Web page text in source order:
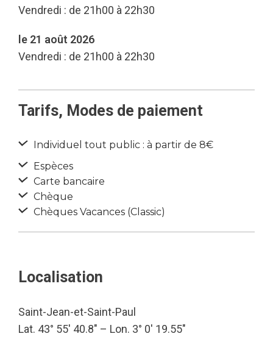
Vendredi : de 21h00 à 22h30
le 21 août 2026
Vendredi : de 21h00 à 22h30
Tarifs, Modes de paiement
Individuel tout public : à partir de 8€
Espèces
Carte bancaire
Chèque
Chèques Vacances (Classic)
Localisation
Saint-Jean-et-Saint-Paul
Lat. 43° 55′ 40.8″ – Lon. 3° 0′ 19.55″